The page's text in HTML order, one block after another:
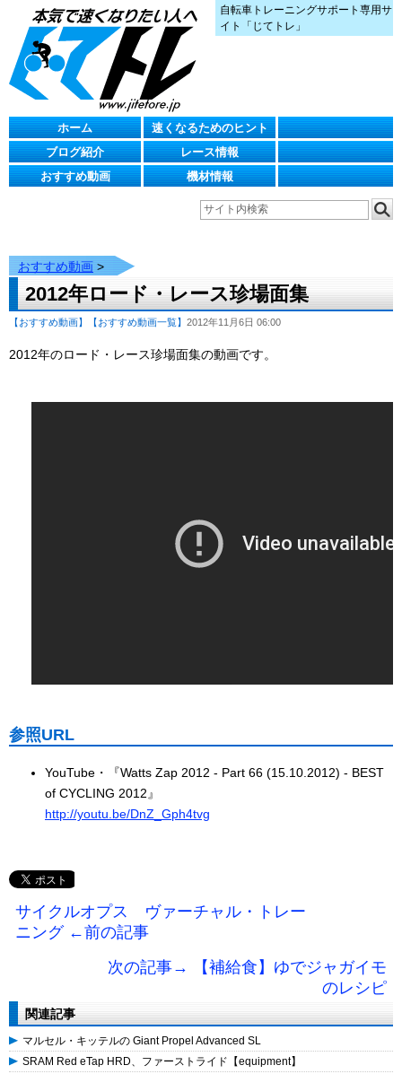
自転車トレーニングサポート専用サ
イト「じてトレ」
ホーム
速くなるためのヒント
ブログ紹介
レース情報
おすすめ動画
機材情報
おすすめ動画 >
2012年ロード・レース珍場面集
【おすすめ動画】 【おすすめ動画一覧】 2012年11月6日 06:00
2012年のロード・レース珍場面集の動画です。
参照URL
YouTube・『Watts Zap 2012 - Part 66 (15.10.2012) - BEST
of CYCLING 2012』
http://youtu.be/DnZ_Gph4tvg
サイクルオプス ヴァーチャル・トレー
ニング ←前の記事
次の記事→ 【補給食】ゆでジャガイモ
のレシピ
関連記事
マルセル・キッテルの Giant Propel Advanced SL
SRAM Red eTap HRD、ファーストライド【equipment】